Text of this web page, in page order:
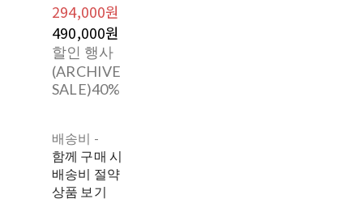
294,000원
490,000원
할인 행사
(ARCHIVE
SALE)40%
배송비 -
함께 구매 시
배송비 절약
상품 보기